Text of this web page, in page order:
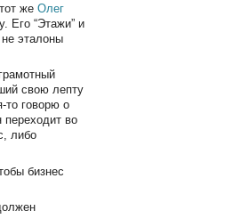
жеОлег
Его “Этажи” и
не эталоны
свою лепту
то говорю о
переходит во
либо
бизнес